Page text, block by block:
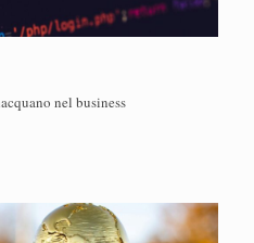
nel business